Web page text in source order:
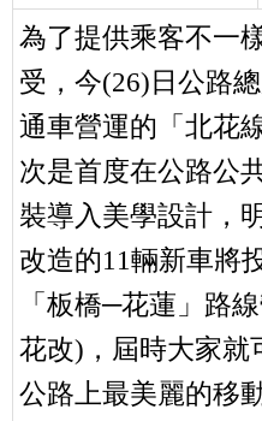
為了提供乘客不一
受，今(26)日公路
通車營運的「北花
次是首度在公路公
裝導入美學設計，
改造的11輛新車將
「板橋─花蓮」路
花改)，屆時大家就
公路上最美麗的移